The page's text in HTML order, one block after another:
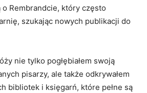
Rembrandcie, który często​
szukając nowych publikacji‌ do
⁣nie tylko pogłębiałem swoją
pisarzy, ale także odkrywałem
bibliotek⁢ i ​księgarń, które‌ pełne są